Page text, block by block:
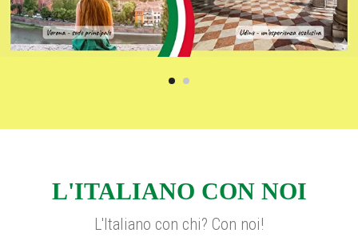
L'ITALIANO CON NOI
L'Italiano con chi? Con noi!